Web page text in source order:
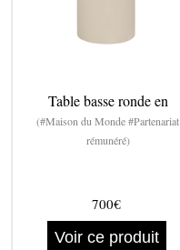
Table basse ronde en
(#Maison du Monde #Partenariat
rémunéré)
700€
Voir ce produit